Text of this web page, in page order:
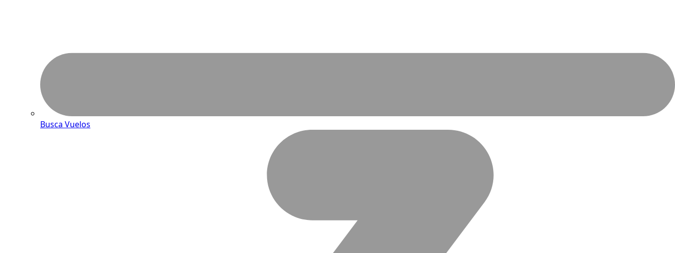
Busca Vuelos